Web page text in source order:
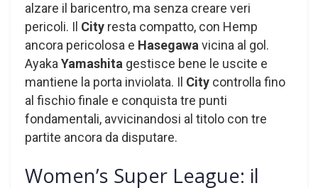
alzare il baricentro, ma senza creare veri
pericoli. Il City resta compatto, con Hemp
ancora pericolosa e Hasegawavicina al gol.
AyakaYamashita gestisce bene le uscite e
mantiene la porta inviolata. Il City controlla fino
al fischio finale e conquista tre punti
fondamentali, avvicinandosi al titolo con tre
partite ancora da disputare.
Women’s Super League: il